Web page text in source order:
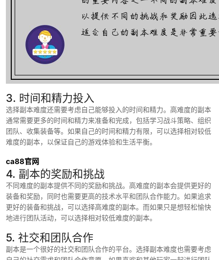
3. 时间和精力投入
选择副本难度还需要考虑自己能够投入的时间和精力。高难度的副本
通常需要更多的时间和精力来准备和完成，包括学习战斗策略、组织
团队、收集装备等。如果自己的时间和精力有限，可以选择相对较低
难度的副本，以保证自己的游戏体验和生活平衡。
ca88官网
4. 副本的奖励和挑战
不同难度的副本提供不同的奖励和挑战。高难度的副本会提供更好的
装备和奖励，同时也需要更高的技术水平和团队合作能力。如果追求
更好的装备和挑战，可以选择高难度的副本。而如果只是想轻松愉快
地进行团队活动，可以选择相对较低难度的副本。
5. 社交和团队合作
副本是一个很好的社交和团队合作的平台。选择副本难度也需要考虑